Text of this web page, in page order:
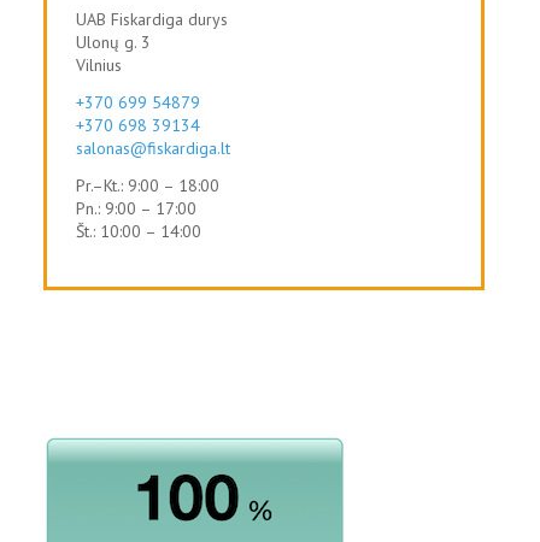
UAB Fiskardiga durys
Ulonų g. 3
Vilnius
+370 699 54879
+370 698 39134
salonas@fiskardiga.lt
Pr.–Kt.: 9:00 – 18:00
Pn.: 9:00 – 17:00
Št.: 10:00 – 14:00